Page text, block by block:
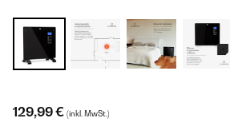
129,99 € (inkl. MwSt.)